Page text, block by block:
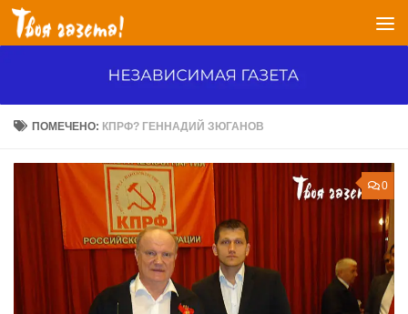
Перейти к содержимому
ПОМЕЧЕНО: КПРФ? ГЕННАДИЙ ЗЮГАНОВ
0